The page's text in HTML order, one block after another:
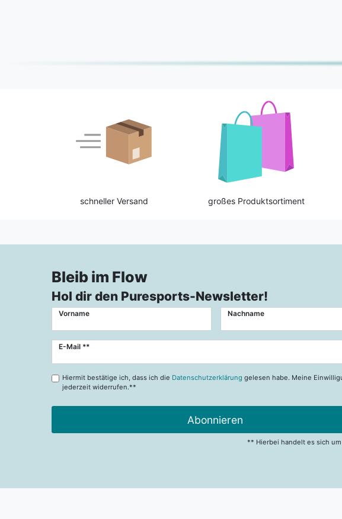
schneller Versand großes Produktsortiment
Bleib im Flow
Hol dir den Puresports-Newsletter!
Vorname Nachname
E-Mail **
Newsletter
Hiermit bestätige ich, dass ich die Datenschutzerklärung gelesen habe. Meine
jederzeit widerrufen.**
Abonnieren
** Hierbei handelt es sich